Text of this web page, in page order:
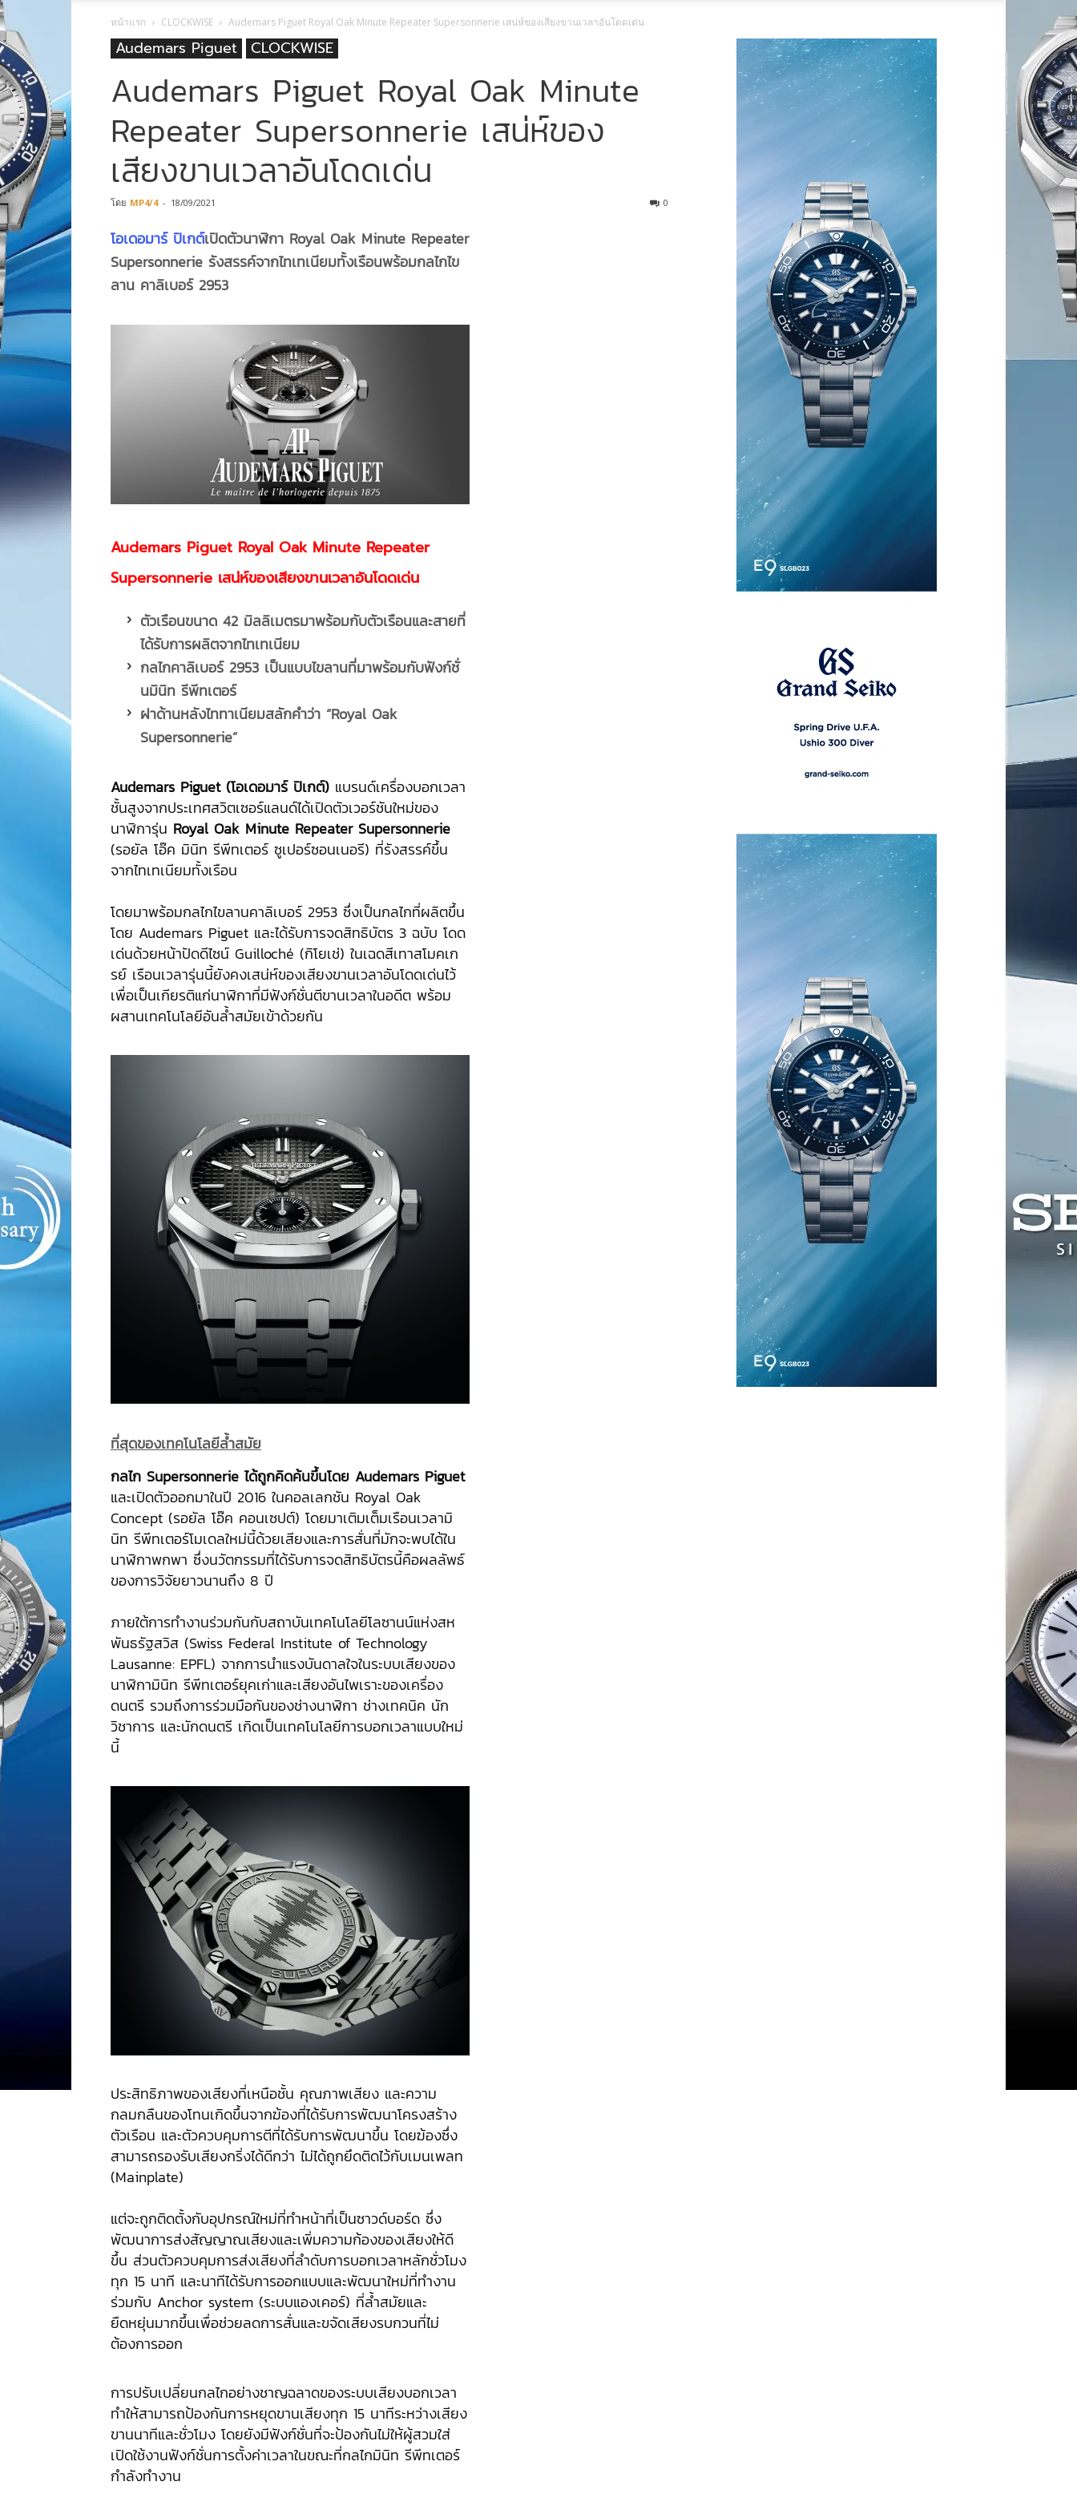
หน้าแรก CLOCKWISE Audemars Piguet Royal Oak Minute Repeater Supersonnerie เสน่ห์ของเสียงขานเวลาอันโดดเด่น
Audemars Piguet CLOCKWISE
Audemars Piguet Royal Oak Minute
Repeater Supersonnerie เสน่ห์ของ
เสียงขานเวลาอันโดดเด่น
โดย MP4/4 - 18/09/2021 0
โอเดอมาร์ ปิเกต์เปิดตัวนาฬิกา Royal Oak Minute Repeater
Supersonnerie รังสรรค์จากไทเทเนียมทั้งเรือนพร้อมกลไกไข
ลาน คาลิเบอร์ 2953
Audemars Piguet Royal Oak Minute Repeater
Supersonnerie เสน่ห์ของเสียงขานเวลาอันโดดเด่น
ตัวเรือนขนาด 42 มิลลิเมตรมาพร้อมกับตัวเรือนและสายที่
ได้รับการผลิตจากไทเทเนียม
กลไกคาลิเบอร์ 2953 เป็นแบบไขลานที่มาพร้อมกับฟังก์ชั่
นมินิท รีพีทเตอร์
ฝาด้านหลังไททาเนียมสลักคำว่า “Royal Oak
Supersonnerie”
Audemars Piguet (โอเดอมาร์ ปิเกต์) แบรนด์เครื่องบอกเวลา
ชั้นสูงจากประเทศสวิตเซอร์แลนด์ได้เปิดตัวเวอร์ชันใหม่ของ
นาฬิการุ่น Royal Oak Minute Repeater Supersonnerie
(รอยัล โอ๊ค มินิท รีพีทเตอร์ ซูเปอร์ซอนเนอรี) ที่รังสรรค์ขึ้น
จากไทเทเนียมทั้งเรือน
โดยมาพร้อมกลไกไขลานคาลิเบอร์ 2953 ซึ่งเป็นกลไกที่ผลิตขึ้น
โดย Audemars Piguet และได้รับการจดสิทธิบัตร 3 ฉบับ โดด
เด่นด้วยหน้าปัดดีไซน์ Guilloché (กิโยเช่) ในเฉดสีเทาสโมคเก
รย์ เรือนเวลารุ่นนี้ยังคงเสน่ห์ของเสียงขานเวลาอันโดดเด่นไว้
เพื่อเป็นเกียรติแก่นาฬิกาที่มีฟังก์ชั่นตีขานเวลาในอดีต พร้อม
ผสานเทคโนโลยีอันล้ำสมัยเข้าด้วยกัน
ที่สุดของเทคโนโลยีล้ำสมัย
กลไก Supersonnerie ได้ถูกคิดค้นขึ้นโดย Audemars Piguet
และเปิดตัวออกมาในปี 2016 ในคอลเลกชัน Royal Oak
Concept (รอยัล โอ๊ค คอนเซปต์) โดยมาเติมเต็มเรือนเวลามิ
นิท รีพีทเตอร์โมเดลใหม่นี้ด้วยเสียงและการสั่นที่มักจะพบได้ใน
นาฬิกาพกพา ซึ่งนวัตกรรมที่ได้รับการจดสิทธิบัตรนี้คือผลลัพธ์
ของการวิจัยยาวนานถึง 8 ปี
ภายใต้การทำงานร่วมกันกับสถาบันเทคโนโลยีโลซานน์แห่งสห
พันธรัฐสวิส (Swiss Federal Institute of Technology
Lausanne: EPFL) จากการนำแรงบันดาลใจในระบบเสียงของ
นาฬิกามินิท รีพีทเตอร์ยุคเก่าและเสียงอันไพเราะของเครื่อง
ดนตรี รวมถึงการร่วมมือกันของช่างนาฬิกา ช่างเทคนิค นัก
วิชาการ และนักดนตรี เกิดเป็นเทคโนโลยีการบอกเวลาแบบใหม่
นี้
ประสิทธิภาพของเสียงที่เหนือชั้น คุณภาพเสียง และความ
กลมกลืนของโทนเกิดขึ้นจากฆ้องที่ได้รับการพัฒนาโครงสร้าง
ตัวเรือน และตัวควบคุมการตีที่ได้รับการพัฒนาขึ้น โดยฆ้องซึ่ง
สามารถรองรับเสียงกริ่งได้ดีกว่า ไม่ได้ถูกยึดติดไว้กับเมนเพลท
(Mainplate)
แต่จะถูกติดตั้งกับอุปกรณ์ใหม่ที่ทำหน้าที่เป็นซาวด์บอร์ด ซึ่ง
พัฒนาการส่งสัญญาณเสียงและเพิ่มความก้องของเสียงให้ดี
ขึ้น ส่วนตัวควบคุมการส่งเสียงที่ลำดับการบอกเวลาหลักชั่วโมง
ทุก 15 นาที และนาทีได้รับการออกแบบและพัฒนาใหม่ที่ทำงาน
ร่วมกับ Anchor system (ระบบแองเคอร์) ที่ล้ำสมัยและ
ยืดหยุ่นมากขึ้นเพื่อช่วยลดการสั่นและขจัดเสียงรบกวนที่ไม่
ต้องการออก
การปรับเปลี่ยนกลไกอย่างชาญฉลาดของระบบเสียงบอกเวลา
ทำให้สามารถป้องกันการหยุดขานเสียงทุก 15 นาทีระหว่างเสียง
ขานนาทีและชั่วโมง โดยยังมีฟังก์ชั่นที่จะป้องกันไม่ให้ผู้สวมใส่
เปิดใช้งานฟังก์ชั่นการตั้งค่าเวลาในขณะที่กลไกมินิท รีพีทเตอร์
กำลังทำงาน